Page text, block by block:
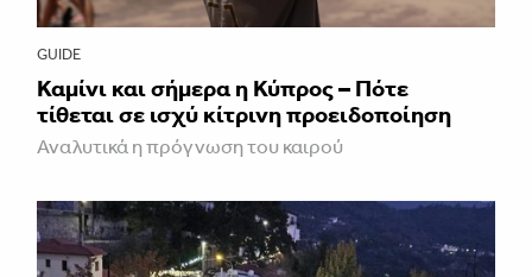
GUIDE
Καμίνι και σήμερα η Κύπρος – Πότε
τίθεται σε ισχύ κίτρινη προειδοποίηση
Αναλυτικά η πρόγνωση του καιρού